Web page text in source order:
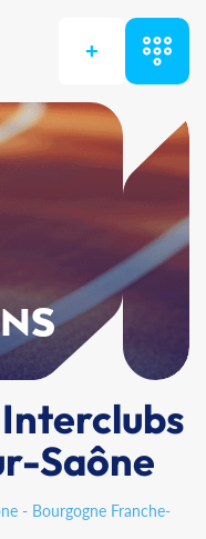
+
Saône
- Bourgogne Franche-